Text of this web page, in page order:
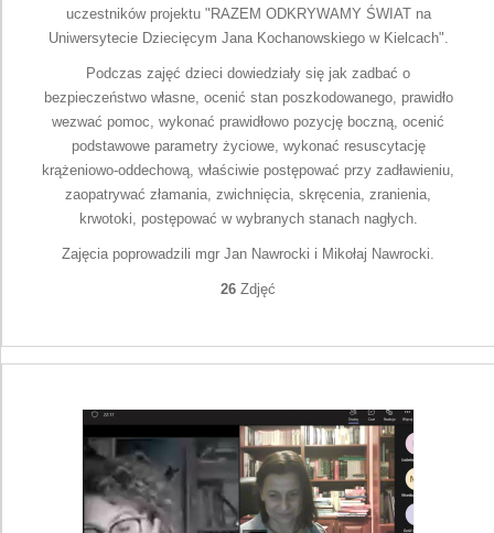
uczestników projektu "RAZEM ODKRYWAMY ŚWIAT na
Uniwersytecie Dziecięcym Jana Kochanowskiego w Kielcach".
Podczas zajęć dzieci dowiedziały się jak zadbać o
bezpieczeństwo własne, ocenić stan poszkodowanego, prawidło
wezwać pomoc, wykonać prawidłowo pozycję boczną, ocenić
podstawowe parametry życiowe, wykonać resuscytację
krążeniowo-oddechową, właściwie postępować przy zadławieniu,
zaopatrywać złamania, zwichnięcia, skręcenia, zranienia,
krwotoki, postępować w wybranych stanach nagłych.
Zajęcia poprowadzili mgr Jan Nawrocki i Mikołaj Nawrocki.
26 Zdjęć